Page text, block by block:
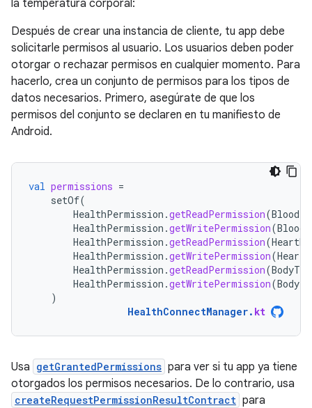
la temperatura corporal:
Después de crear una instancia de cliente, tu app debe
solicitarle permisos al usuario. Los usuarios deben poder
otorgar o rechazar permisos en cualquier momento. Para
hacerlo, crea un conjunto de permisos para los tipos de
datos necesarios. Primero, asegúrate de que los
permisos del conjunto se declaren en tu manifiesto de
Android.
val permissions =
setOf(
HealthPermission .getReadPermission(
HealthPermission .getWritePermission(
HealthPermission .getReadPermission(
HealthPermission .getWritePermission(
HealthPermission .getReadPermission(
HealthPermission .getWritePermission(
)
HealthConnectManager. kt
Usa getGrantedPermissions para ver si tu app ya tiene
otorgados los permisos necesarios. De lo contrario, usa
createRequestPermissionResultContract para